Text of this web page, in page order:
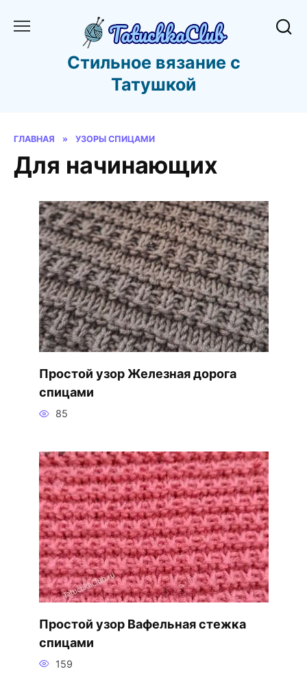
Стильное вязание с
Татушкой
ГЛАВНАЯ » УЗОРЫ СПИЦАМИ
Для начинающих
Простой узор Железная дорога
спицами
85
Простой узор Вафельная стежка
спицами
159